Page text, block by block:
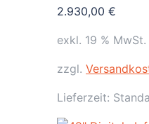
2.930,00 €
exkl. 19 % MwSt.
zzgl.
Lieferzeit: